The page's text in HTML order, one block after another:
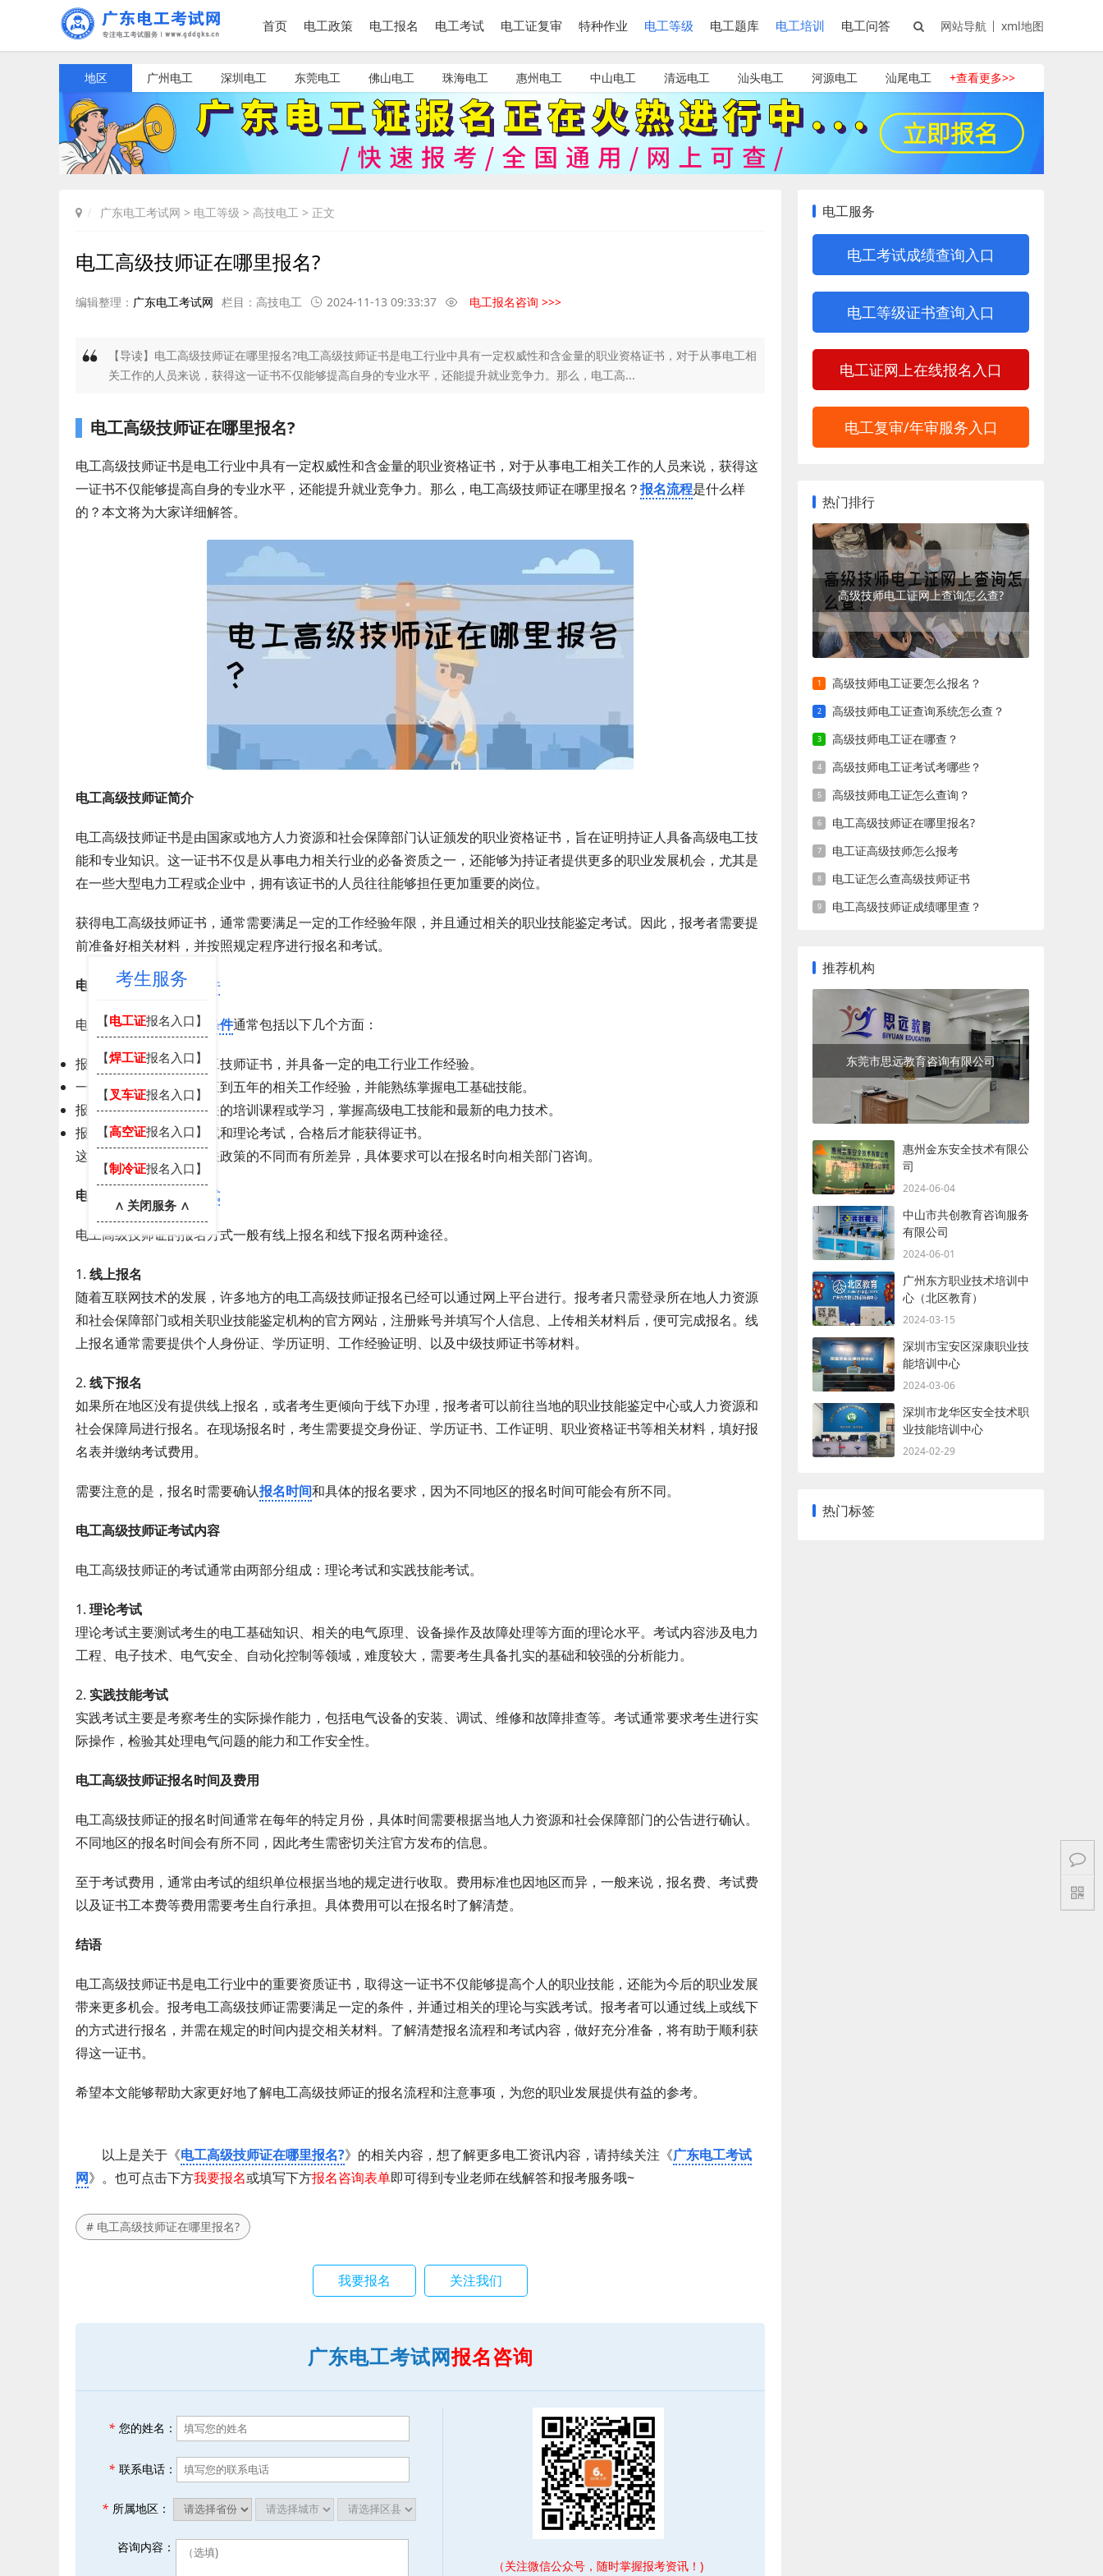
首页 电工政策 电工报名 电工考试 电工证复审 特种作业 电工等级 电工题库 电工培训 电工问答 网站导航 xml地图
地区 广州电工 深圳电工 东莞电工 佛山电工 珠海电工 惠州电工 中山电工 清远电工 汕头电工 河源电工 汕尾电工 +查看更多>>
广东电工考试网 > 电工等级 > 高技电工 > 正文
电工高级技师证在哪里报名?
编辑整理： 广东电工考试网 栏目： 高技电工 2024-11-13 09:33:37 电工报名咨询 >>>
【导读】电工高级技师证在哪里报名?电工高级技师证书是电工行业中具有一定权威性和含金量的职业资格证书，对于从事电工相
关工作的人员来说，获得这一证书不仅能够提高自身的专业水平，还能提升就业竞争力。那么，电工高...
电工高级技师证在哪里报名?
电工高级技师证书是电工行业中具有一定权威性和含金量的职业资格证书，对于从事电工相关工作的人员来说，获得这
一证书不仅能够提高自身的专业水平，还能提升就业竞争力。那么，电工高级技师证在哪里报名？报名流程是什么样
的？本文将为大家详细解答。
电工高级技师证简介
电工高级技师证书是由国家或地方人力资源和社会保障部门认证颁发的职业资格证书，旨在证明持证人具备高级电工技
能和专业知识。这一证书不仅是从事电力相关行业的必备资质之一，还能够为持证者提供更多的职业发展机会，尤其是
在一些大型电力工程或企业中，拥有该证书的人员往往能够担任更加重要的岗位。
获得电工高级技师证书，通常需要满足一定的工作经验年限，并且通过相关的职业技能鉴定考试。因此，报考者需要提
前准备好相关材料，并按照规定程序进行报名和考试。
电工高级技师证报名条件
电工高级技师证的报考条件通常包括以下几个方面：
报考者需要具有中级电工技师证书，并具备一定的电工行业工作经验。
一般要求报考者至少有三到五年的相关工作经验，并能熟练掌握电工基础技能。
报考者通常需要参加相关的培训课程或学习，掌握高级电工技能和最新的电力技术。
报考者必须通过技能考试和理论考试，合格后才能获得证书。
这些条件会因地区和相关政策的不同而有所差异，具体要求可以在报名时向相关部门咨询。
电工高级技师证 报名方式
电工高级技师证的报名方式一般有线上报名和线下报名两种途径。
1. 线上报名
随着互联网技术的发展，许多地方的电工高级技师证报名已经可以通过网上平台进行。报考者只需登录所在地人力资源
和社会保障部门或相关职业技能鉴定机构的官方网站，注册账号并填写个人信息、上传相关材料后，便可完成报名。线
上报名通常需要提供个人身份证、学历证明、工作经验证明、以及中级技师证书等材料。
2. 线下报名
如果所在地区没有提供线上报名，或者考生更倾向于线下办理，报考者可以前往当地的职业技能鉴定中心或人力资源和
社会保障局进行报名。在现场报名时，考生需要提交身份证、学历证书、工作证明、职业资格证书等相关材料，填好报
名表并缴纳考试费用。
需要注意的是，报名时需要确认报名时间和具体的报名要求，因为不同地区的报名时间可能会有所不同。
电工高级技师证考试内容
电工高级技师证的考试通常由两部分组成：理论考试和实践技能考试。
1. 理论考试
理论考试主要测试考生的电工基础知识、相关的电气原理、设备操作及故障处理等方面的理论水平。考试内容涉及电力
工程、电子技术、电气安全、自动化控制等领域，难度较大，需要考生具备扎实的基础和较强的分析能力。
2. 实践技能考试
实践考试主要是考察考生的实际操作能力，包括电气设备的安装、调试、维修和故障排查等。考试通常要求考生进行实
际操作，检验其处理电气问题的能力和工作安全性。
电工高级技师证报名时间及费用
电工高级技师证的报名时间通常在每年的特定月份，具体时间需要根据当地人力资源和社会保障部门的公告进行确认。
不同地区的报名时间会有所不同，因此考生需密切关注官方发布的信息。
至于考试费用，通常由考试的组织单位根据当地的规定进行收取。费用标准也因地区而异，一般来说，报名费、考试费
以及证书工本费等费用需要考生自行承担。具体费用可以在报名时了解清楚。
结语
电工高级技师证书是电工行业中的重要资质证书，取得这一证书不仅能够提高个人的职业技能，还能为今后的职业发展
带来更多机会。报考电工高级技师证需要满足一定的条件，并通过相关的理论与实践考试。报考者可以通过线上或线下
的方式进行报名，并需在规定的时间内提交相关材料。了解清楚报名流程和考试内容，做好充分准备，将有助于顺利获
得这一证书。
希望本文能够帮助大家更好地了解电工高级技师证的报名流程和注意事项，为您的职业发展提供有益的参考。
以上是关于《电工高级技师证在哪里报名?》的相关内容，想了解更多电工资讯内容，请持续关注《广东电工考试
网》。也可点击下方我要报名或填写下方报名咨询表单即可得到专业老师在线解答和报考服务哦~
# 电工高级技师证在哪里报名?
我要报名 关注我们
广东电工考试网报名咨询
* 您的姓名：
* 联系电话：
* 所属地区：
咨询内容：
（关注微信公众号，随时掌握报考资讯！)
电工服务
电工考试成绩查询入口
电工等级证书查询入口
电工证网上在线报名入口
电工复审/年审服务入口
热门排行
高级技师电工证网上查询怎么查?
高级技师电工证要怎么报名？
高级技师电工证查询系统怎么查？
高级技师电工证在哪查？
高级技师电工证考试考哪些？
高级技师电工证怎么查询？
电工高级技师证在哪里报名?
电工证高级技师怎么报考
电工证怎么查高级技师证书
电工高级技师证成绩哪里查？
推荐机构
东莞市思远教育咨询有限公司
惠州金东安全技术有限公
司
2024-06-04
中山市共创教育咨询服务
有限公司
2024-06-01
广州东方职业技术培训中
心（北区教育）
2024-03-15
深圳市宝安区深康职业技
能培训中心
2024-03-06
深圳市龙华区安全技术职
业技能培训中心
2024-02-29
热门标签
考生服务
【电工证报名入口】
【焊工证报名入口】
【 叉车证报名入口】
【高空证报名入口】
【制冷证报名入口】
∧ 关闭服务 ∧